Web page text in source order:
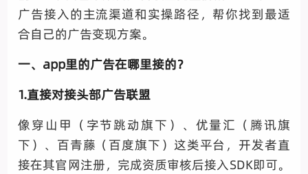
广告接入的主流渠道和实操路径，帮你找到最适
合自己的广告变现方案。
一、app里的广告在哪里接的？
1.直接对接头部广告联盟
像穿山甲（字节跳动旗下）、优量汇（腾讯旗
下）、百青藤（百度旗下）这类平台，开发者直
接在其官网注册，完成资质审核后接入SDK即可。